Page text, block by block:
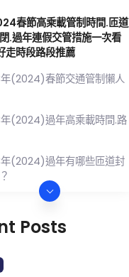
春節高乘載管制時間.匝道
.過年連假交管措施一次看
走時段路段推薦
年(2024)春節交通管制懶人
年(2024)過年高乘載時間.路
年(2024)過年有哪些匝道封
年(2024)過年高速公路免收
段
路段
Posts